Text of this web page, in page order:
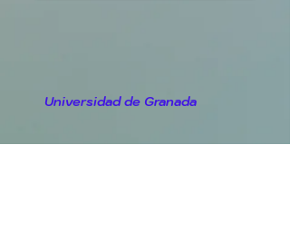
Universidad de Granada